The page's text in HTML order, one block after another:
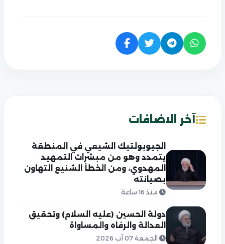
آخر الاضافات
الجيوبولتيك الشيعي في المنطقة
يتمدد وهو من مبشرات التمهيد
المهدوي، ومن الخطأ الشنيع التهاون
بصيانته
منذ 16 ساعة
دولة الحسين (عليه السلام) وتحقيق
العدالة والرفاه والمساواة
الجمعة 07 آب 2026